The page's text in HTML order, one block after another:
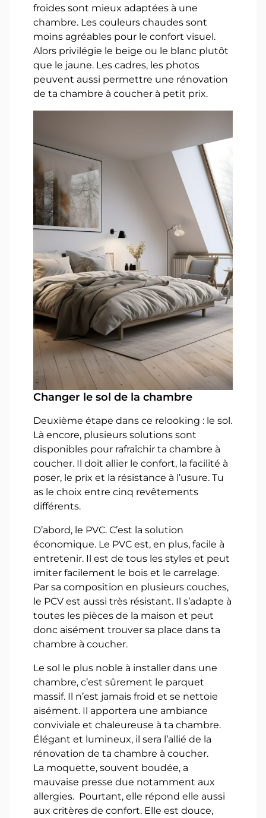
froides sont mieux adaptées à une
chambre. Les couleurs chaudes sont
moins agréables pour le confort visuel.
Alors privilégie le beige ou le blanc plutôt
que le jaune. Les cadres, les photos
peuvent aussi permettre une rénovation
de ta chambre à coucher à petit prix.
Changer le sol de la chambre
Deuxième étape dans ce relooking : le sol.
Là encore, plusieurs solutions sont
disponibles pour rafraîchir ta chambre à
coucher. Il doit allier le confort, la facilité à
poser, le prix et la résistance à l’usure. Tu
as le choix entre cinq revêtements
différents.
D’abord, le PVC. C’est la solution
économique. Le PVC est, en plus, facile à
entretenir. Il est de tous les styles et peut
imiter facilement le bois et le carrelage.
Par sa composition en plusieurs couches,
le PCV est aussi très résistant. Il s’adapte à
toutes les pièces de la maison et peut
donc aisément trouver sa place dans ta
chambre à coucher.
Le sol le plus noble à installer dans une
chambre, c’est sûrement le parquet
massif. Il n’est jamais froid et se nettoie
aisément. Il apportera une ambiance
conviviale et chaleureuse à ta chambre.
Élégant et lumineux, il sera l’allié de la
rénovation de ta chambre à coucher.
La moquette, souvent boudée, a
mauvaise presse due notamment aux
allergies. Pourtant, elle répond elle aussi
aux critères de confort. Elle est douce,